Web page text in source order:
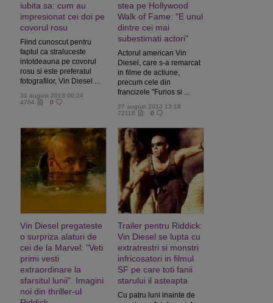
iubita sa: cum au
impresionat cei doi pe
covorul rosu
Fiind cunoscut pentru
faptul ca straluceste
intotdeauna pe covorul
rosu si este preferatul
fotografilor, Vin Diesel ...
31 august 2013 00:24
4764
0
stea pe Hollywood
Walk of Fame: "E unul
dintre cei mai
subestimati actori"
Actorul american Vin
Diesel, care s-a remarcat
in filme de actiune,
precum cele din
francizele "Furios si ...
27 august 2013 13:18
72118
0
Vin Diesel pregateste
o surpriza alaturi de
cei de la Marvel: "Veti
primi vesti
extraordinare la
sfarsitul lunii". Imagini
noi din thriller-ul
Trailer pentru Riddick:
Vin Diesel se lupta cu
extratrestri si monstri
infricosatori in filmul
SF pe care toti fanii
starului il asteapta
Cu patru luni inainte de